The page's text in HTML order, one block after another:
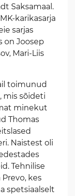
Saksamaal.
karikasarja
sarjas
on Joosep
Mari-Liis
toimunud
mis sõideti
minekut
Thomas
Naistest oli
Tehnilise
kes
spetsiaalselt